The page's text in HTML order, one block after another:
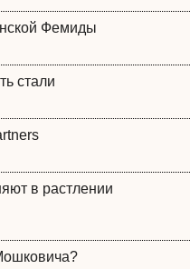
Фемиды
стали
в растлении